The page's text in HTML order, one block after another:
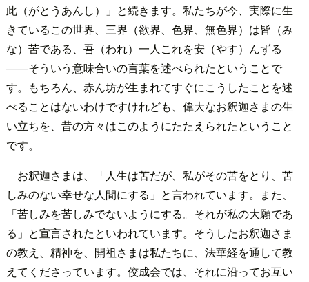
此（がとうあんし）」と続きます。私たちが今、実際に生
きているこの世界、三界（欲界、色界、無色界）は皆（み
な）苦である、吾（われ）一人これを安（やす）んずる
――そういう意味合いの言葉を述べられたということで
す。もちろん、赤ん坊が生まれてすぐにこうしたことを述
べることはないわけですけれども、偉大なお釈迦さまの生
い立ちを、昔の方々はこのようにたたえられたということ
です。
お釈迦さまは、「人生は苦だが、私がその苦をとり、苦
しみのない幸せな人間にする」と言われています。また、
「苦しみを苦しみでないようにする。それが私の大願であ
る」と宣言されたといわれています。そうしたお釈迦さま
の教え、精神を、開祖さまは私たちに、法華経を通して教
えてくださっています。佼成会では、それに沿ってお互い